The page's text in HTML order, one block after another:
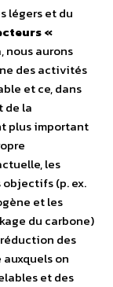
légers et du
«
nous aurons
des activités
et ce, dans
de la
plus important
les
(p. ex.
et les
du carbone)
des
on
et des